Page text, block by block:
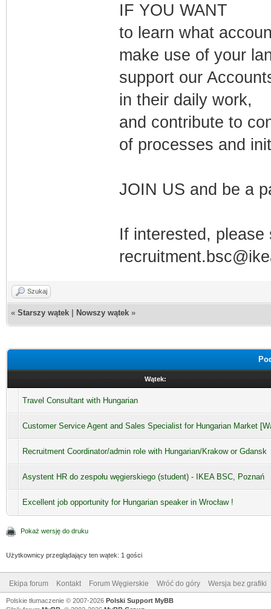
IF YOU WANT
to learn what
make use of your
support our
in their daily work,
and contribute to
of processes and
JOIN US and be a
If interested, please
Szukaj
« Starszy wątek Nowszy wątek »
Wątek:
Travel Consultant with Hungarian
Customer Service Agent and Sales Specialist for Hungarian Market
Recruitment Coordinator/admin role with Hungarian/Krakow or Gdansk
Asystent HR do zespołu węgierskiego (student) - IKEA BSC, Poznań
Excellent job opportunity for Hungarian speaker in Wrocław !
Pokaż wersję do druku
Użytkownicy przeglądający ten wątek: 1 gości
Ekipa forum Kontakt Forum Węgierskie Wróć do góry Wersja bez grafiki
Polskie tłumaczenie © 2007-2026 Polski Support MyBB